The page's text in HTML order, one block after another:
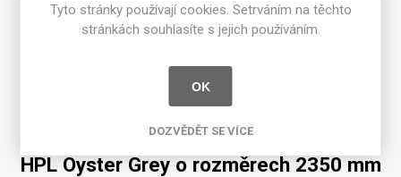
x 1300 mm
uvedeny v tabulce
Matte 58 [MAT]
HPL Oyster Grey o rozměrech 2350 mm
Tyto stránky používají cookies. Setrváním na těchto
stránkách souhlasíte s jejich používáním.
OK
DOZVĚDĚT SE VÍCE